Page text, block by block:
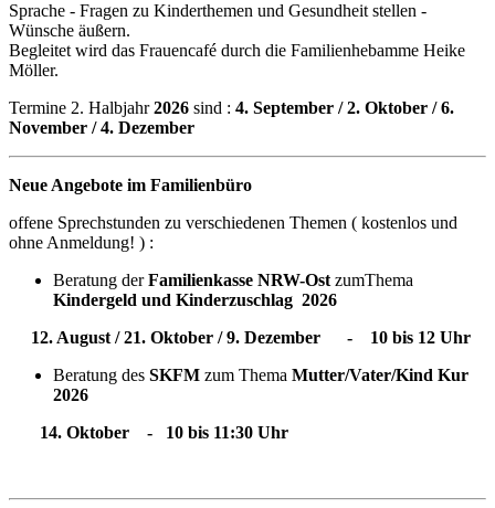
Sprache - Fragen zu Kinderthemen und Gesundheit stellen -
Wünsche äußern.
Begleitet wird das Frauencafé durch die Familienhebamme Heike
Möller.
Termine 2. Halbjahr2026 sind : 4. September / 2. Oktober / 6.
November / 4. Dezember
Neue Angebote im Familienbüro
offene Sprechstunden zu verschiedenen Themen ( kostenlos und
ohne Anmeldung! ) :
Beratung derFamilienkasse NRW-Ost zumThema
Kindergeld und Kinderzuschlag 2026
12. August / 21. Oktober / 9. Dezember - 10 bis 12 Uhr
Beratung des SKFM zum Thema Mutter/Vater/Kind Kur
2026
14. Oktober - 10 bis 11:30 Uhr